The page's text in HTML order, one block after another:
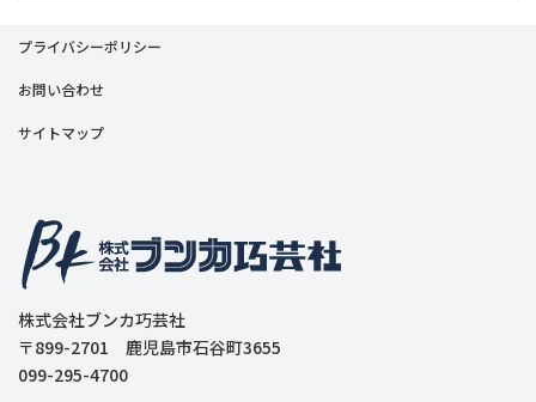
プライバシーポリシー
お問い合わせ
サイトマップ
株式会社ブンカ巧芸社
〒899-2701 鹿児島市石谷町3655
099-295-4700